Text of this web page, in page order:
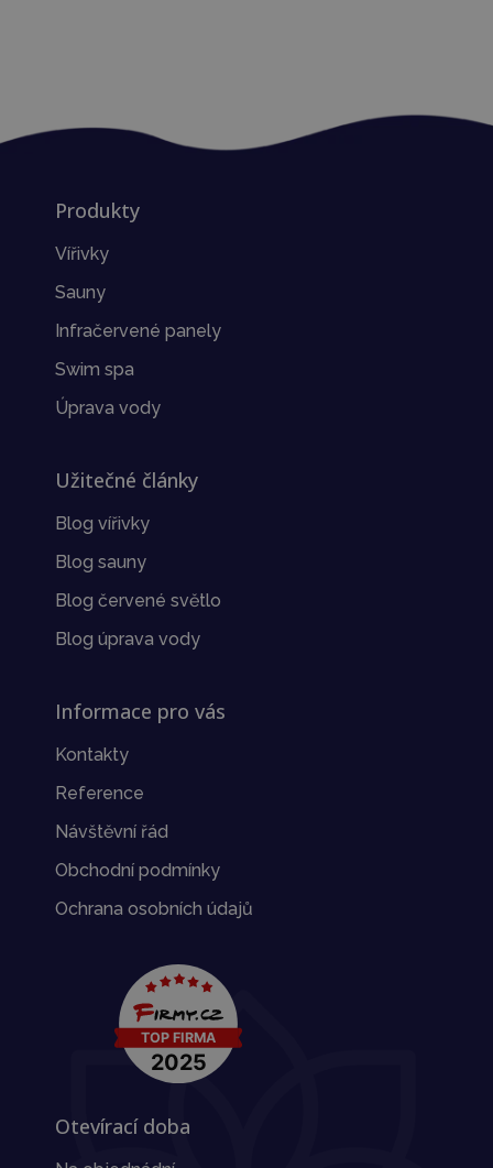
Produkty
Vířivky
Sauny
Infračervené panely
Swim spa
Úprava vody
Užitečné články
Blog vířivky
Blog sauny
Blog červené světlo
Blog úprava vody
Informace pro vás
Kontakty
Reference
Návštěvní řád
Obchodní podmínky
Ochrana osobních údajů
Otevírací doba